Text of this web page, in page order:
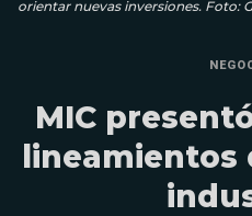
orientar nuevas inversiones. Foto:
MIC
lineamientos